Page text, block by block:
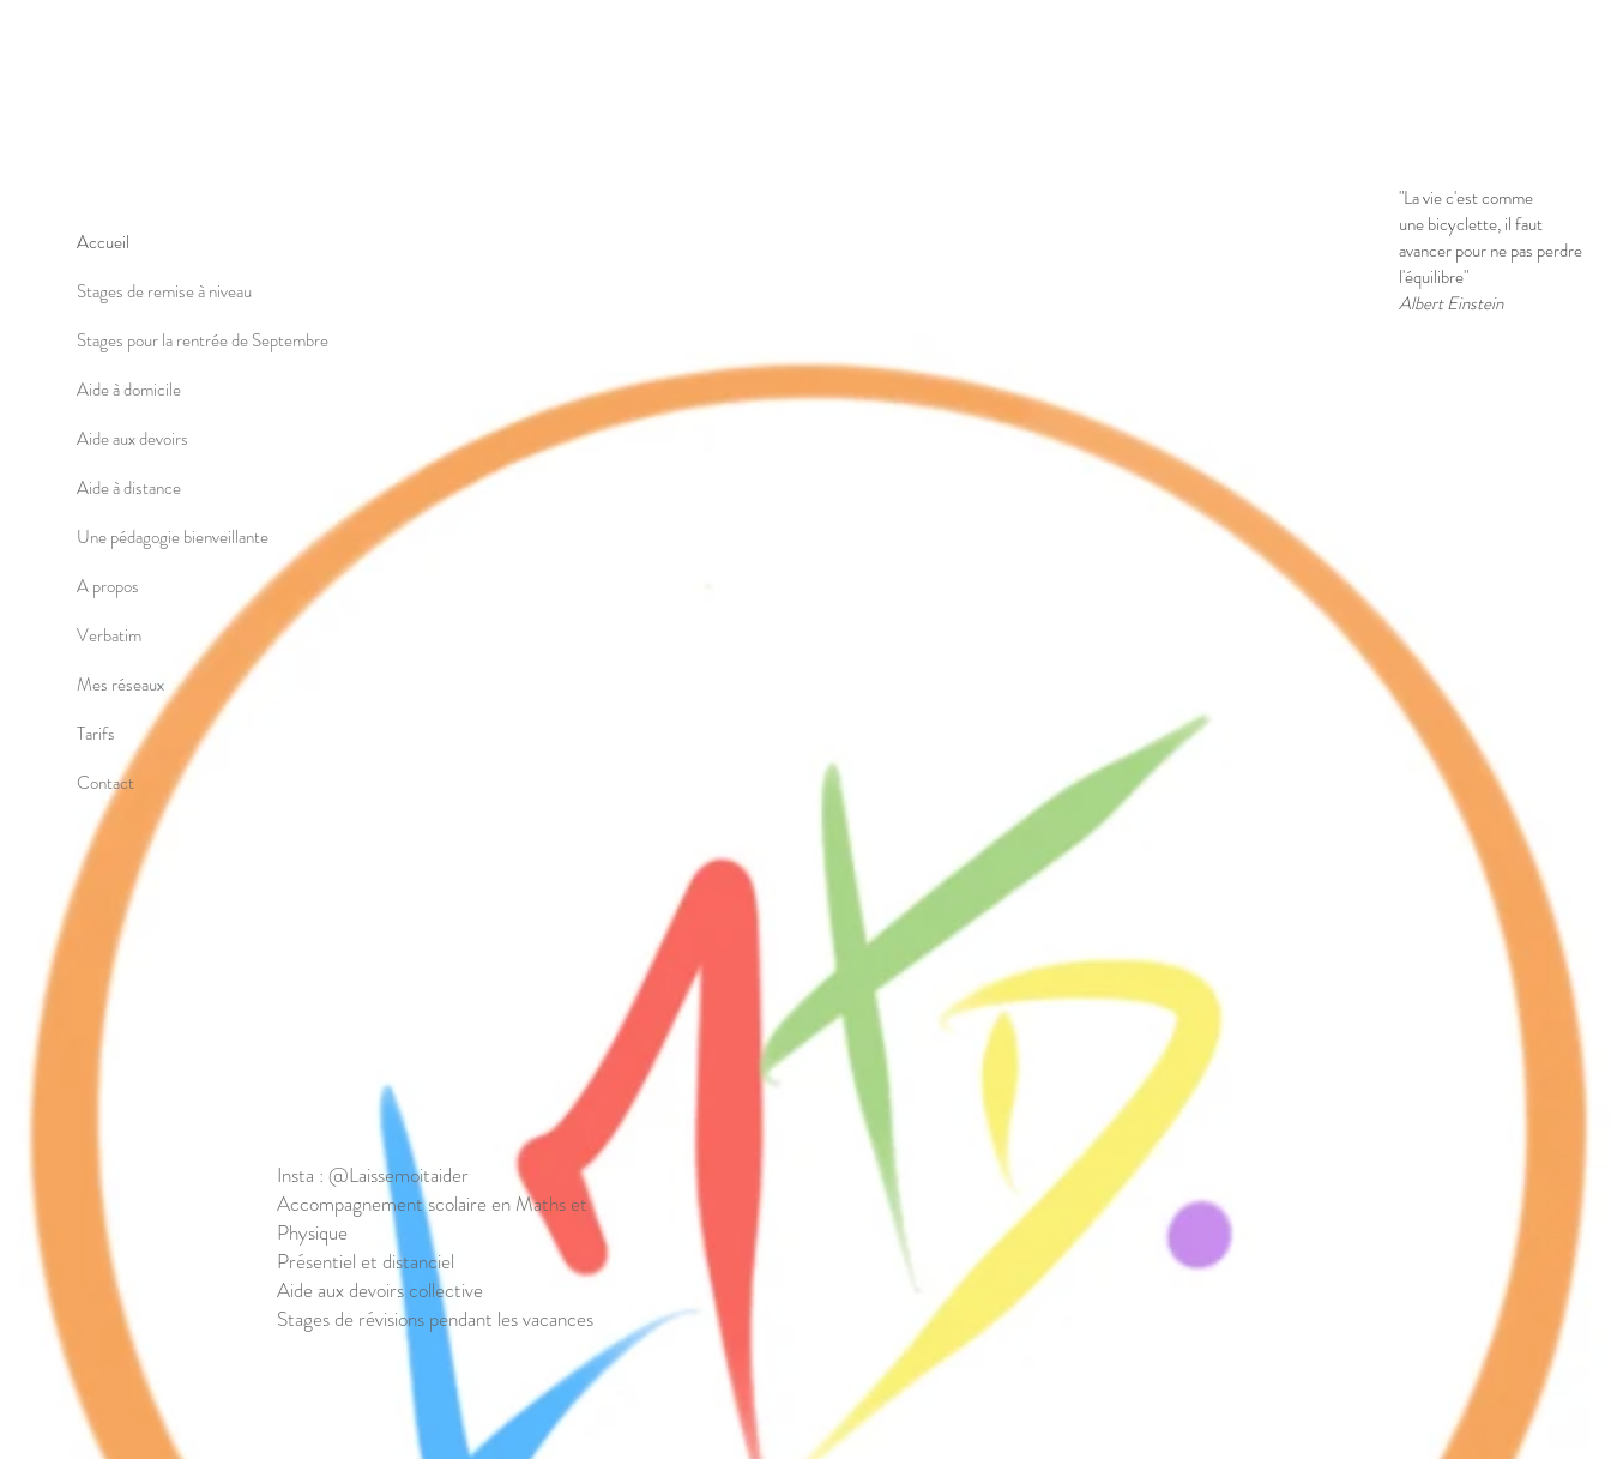
Accueil
Stages de remise à niveau
Stages pour la rentrée de Septembre
Aide à domicile
Aide aux devoirs
Aide à distance
Une pédagogie bienveillante
A propos
Verbatim
Mes réseaux
Tarifs
Contact
"La vie c'est comme
une bicyclette, il faut
avancer pour ne pas perdre
l'équilibre"
Albert Einstein
Insta : @Laissemoitaider
Accompagnement scolaire en Maths et
Physique
Présentiel et distanciel
Aide aux devoirs collective
Stages de révisions pendant les vacances